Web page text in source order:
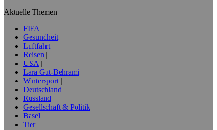
Aktuelle Themen
FIFA
Gesundheit
Luftfahrt
Reisen
USA
Lara Gut-Behrami
Wintersport
Deutschland
Russland
Gesellschaft & Politik
Basel
Tier